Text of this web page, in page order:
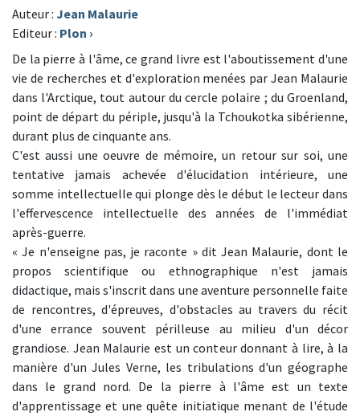
Auteur : Jean Malaurie
Editeur : Plon ›
De la pierre à l'âme, ce grand livre est l'aboutissement d'une
vie de recherches et d'exploration menées par Jean Malaurie
dans l'Arctique, tout autour du cercle polaire ; du Groenland,
point de départ du périple, jusqu'à la Tchoukotka sibérienne,
durant plus de cinquante ans.
C'est aussi une oeuvre de mémoire, un retour sur soi, une
tentative jamais achevée d'élucidation intérieure, une
somme intellectuelle qui plonge dès le début le lecteur dans
l'effervescence intellectuelle des années de l'immédiat
après-guerre.
« Je n'enseigne pas, je raconte » dit Jean Malaurie, dont le
propos scientifique ou ethnographique n'est jamais
didactique, mais s'inscrit dans une aventure personnelle faite
de rencontres, d'épreuves, d'obstacles au travers du récit
d'une errance souvent périlleuse au milieu d'un décor
grandiose. Jean Malaurie est un conteur donnant à lire, à la
manière d'un Jules Verne, les tribulations d'un géographe
dans le grand nord. De la pierre à l'âme est un texte
d'apprentissage et une quête initiatique menant de l'étude